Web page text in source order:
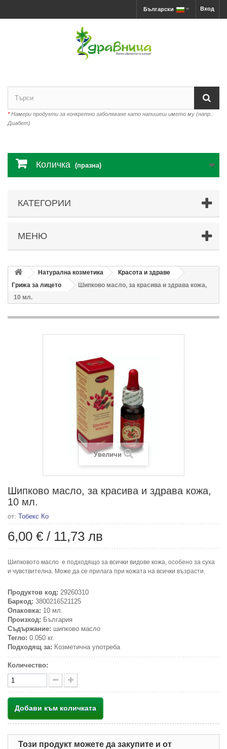
Вход
Български
*Намери продукти за конкретно заболяване като напишеш името му (напр.:
Диабет)
Количка (празна)
КАТЕГОРИИ
МЕНЮ
Натурална козметика
Красота и здраве
Грижа за лицето
Шипково масло, за красива и здрава кожа,
10 мл.
Увеличи
Шипково масло, за красива и здрава кожа,
10 мл.
от: Тобекс Ко
6,00 € / 11,73 лв
Шипковото масло е подходящо за всички видове кожа, особено за суха
и чувствителна. Може да се прилага при кожата на всички възрасти.
Продуктов код: 29260310
Баркод: 3800216521125
Опаковка: 10 мл.
Произход: България
Съдържание: шипково масло
Тегло: 0.050 кг.
Подходящ за: Козметична употреба
Количество:
Добави към количката
Този продукт можете да закупите и от